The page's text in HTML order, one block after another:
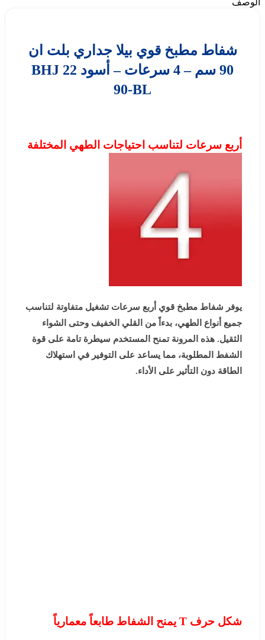
الوصف
شفاط مطبخ قوي بيلا جداري بلت ان
90 سم – 4 سرعات – أسود BHJ 22
90-BL
أربع سرعات لتناسب احتياجات الطهي المختلفة
يوفر شفاط مطبخ قوي أربع سرعات تشغيل متفاوتة لتناسب
جميع أنواع الطهي، بدءاً من القلي الخفيف وحتى الشواء
الثقيل. هذه المرونة تمنح المستخدم سيطرة تامة على قوة
الشفط المطلوبة، مما يساعد على التوفير في استهلاك
الطاقة دون التأثير على الأداء.
شكل حرف T يمنح الشفاط طابعاً معمارياً